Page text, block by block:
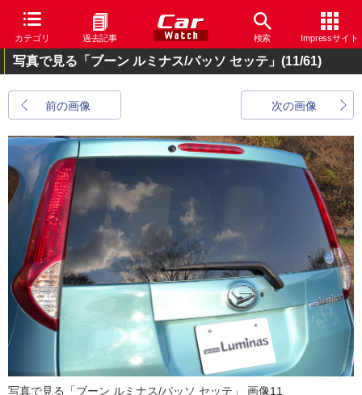
カテゴリ 過去記事 検索 Impressサイト
写真で見る「ブーン ルミナス/パッソ セッテ」 (11/61)
前の画像 次の画像
写真で見る「ブーン ルミナス/パッソ セッテ」 画像11